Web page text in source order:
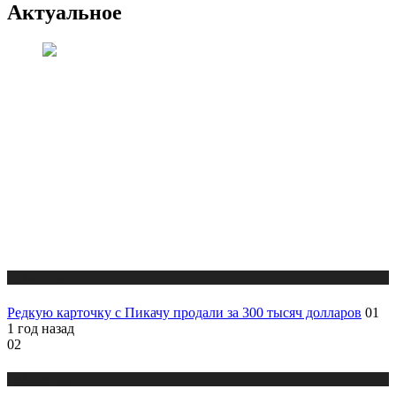
Актуальное
Редкую карточку с Пикачу продали за 300 тысяч долларов 01
1 год назад
02